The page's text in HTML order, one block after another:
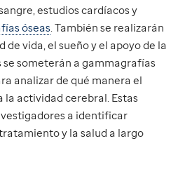
estudios cardíacos y
óseas. También se realizarán
de vida, el sueño y el apoyo de la
someterán a gammagrafías
analizar de qué manera el
actividad cerebral. Estas
a identificar
y la salud a largo